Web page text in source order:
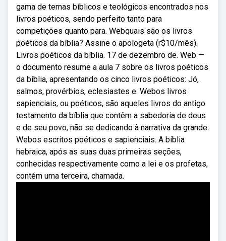
gama de temas bíblicos e teológicos encontrados nos
livros poéticos, sendo perfeito tanto para
competições quanto para. Webquais são os livros
poéticos da bíblia? Assine o apologeta (r$10/mês).
Livros poéticos da bíblia. 17 de dezembro de. Web —
o documento resume a aula 7 sobre os livros poéticos
da bíblia, apresentando os cinco livros poéticos: Jó,
salmos, provérbios, eclesiastes e. Webos livros
sapienciais, ou poéticos, são aqueles livros do antigo
testamento da bíblia que contêm a sabedoria de deus
e de seu povo, não se dedicando à narrativa da grande.
Webos escritos poéticos e sapienciais. A bíblia
hebraica, após as suas duas primeiras seções,
conhecidas respectivamente como a lei e os profetas,
contém uma terceira, chamada.